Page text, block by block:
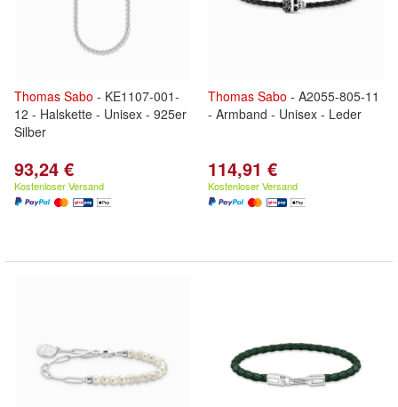
Thomas Sabo - KE1107-001-
12 - Halskette - Unisex - 925er
Silber
93,24 €
Kostenloser Versand
Thomas Sabo - A2055-805-11
- Armband - Unisex - Leder
114,91 €
Kostenloser Versand